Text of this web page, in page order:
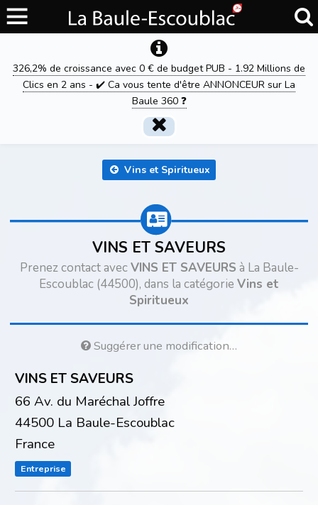
326,2% de croissance avec 0 € de budget PUB - 1.92 Millions de
Clics en 2 ans - ✔️ Ca vous tente d'être ANNONCEUR sur La
Baule 360 ❓
Vins et Spiritueux
VINS ET SAVEURS
Prenez contact avecVINS ET SAVEURS à La Baule-
Escoublac (44500), dans la catégorie Vins et
Spiritueux
Suggérer une modification…
VINS ET SAVEURS
66 Av. du Maréchal Joffre
44500 La Baule-Escoublac
France
Entreprise